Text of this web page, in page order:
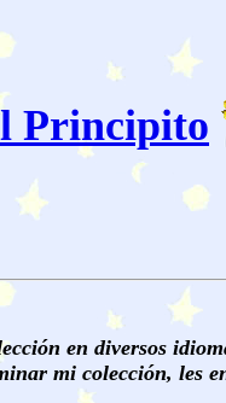
Principito
en diversos
mi colección, les